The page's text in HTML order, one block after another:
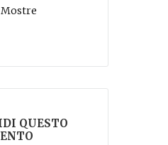
Mostre
QUESTO